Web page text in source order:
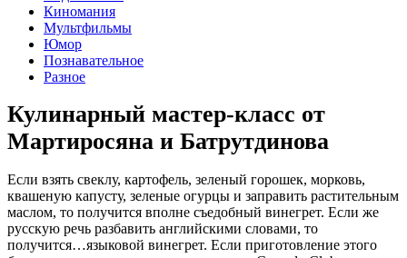
Киномания
Мультфильмы
Юмор
Познавательное
Разное
Кулинарный мастер-класс от
Мартиросяна и Батрутдинова
Если взять свеклу, картофель, зеленый горошек, морковь,
квашеную капусту, зеленые огурцы и заправить растительным
маслом, то получится вполне съедобный винегрет. Если же
русскую речь разбавить английскими словами, то
получится…языковой винегрет. Если приготовление этого